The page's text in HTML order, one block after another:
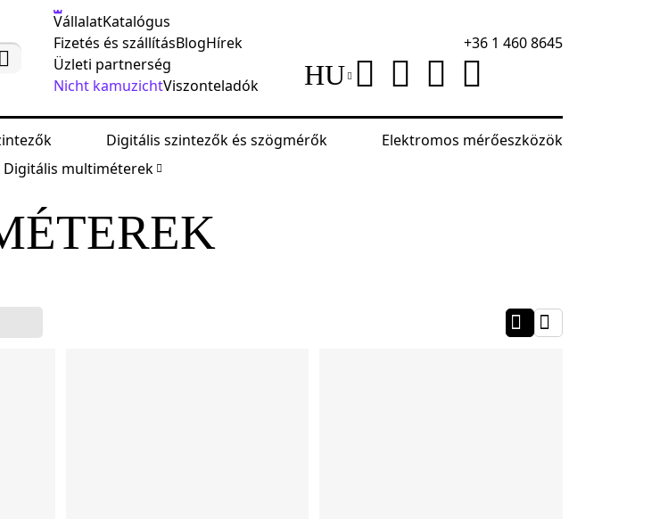
VállalatKatalógus
Fizetés és szállításBlogHírek
Üzleti partnerség
Nicht kamuzichtViszonteladók
+36 1 460 8645
HU
Digitális szintezők és szögmérők
Elektromos mérőeszközök
Digitális multiméterek